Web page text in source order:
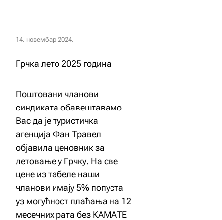
14. новембар 2024.
Грчка лето 2025 година
Поштовани чланови
синдиката обавештавамо
Вас да је туристичка
агенција Фан Травел
објавила ценовник за
летовање у Грчку. На све
цене из табеле наши
чланови имају 5% попуста
уз могућност плаћања на 12
месечних рата без КАМАТЕ